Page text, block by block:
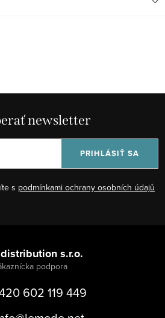
newsletter
s podmínkami ochrany osobních údajů
PRIHLÁSIŤ SA
s.r.o.
602 119 449